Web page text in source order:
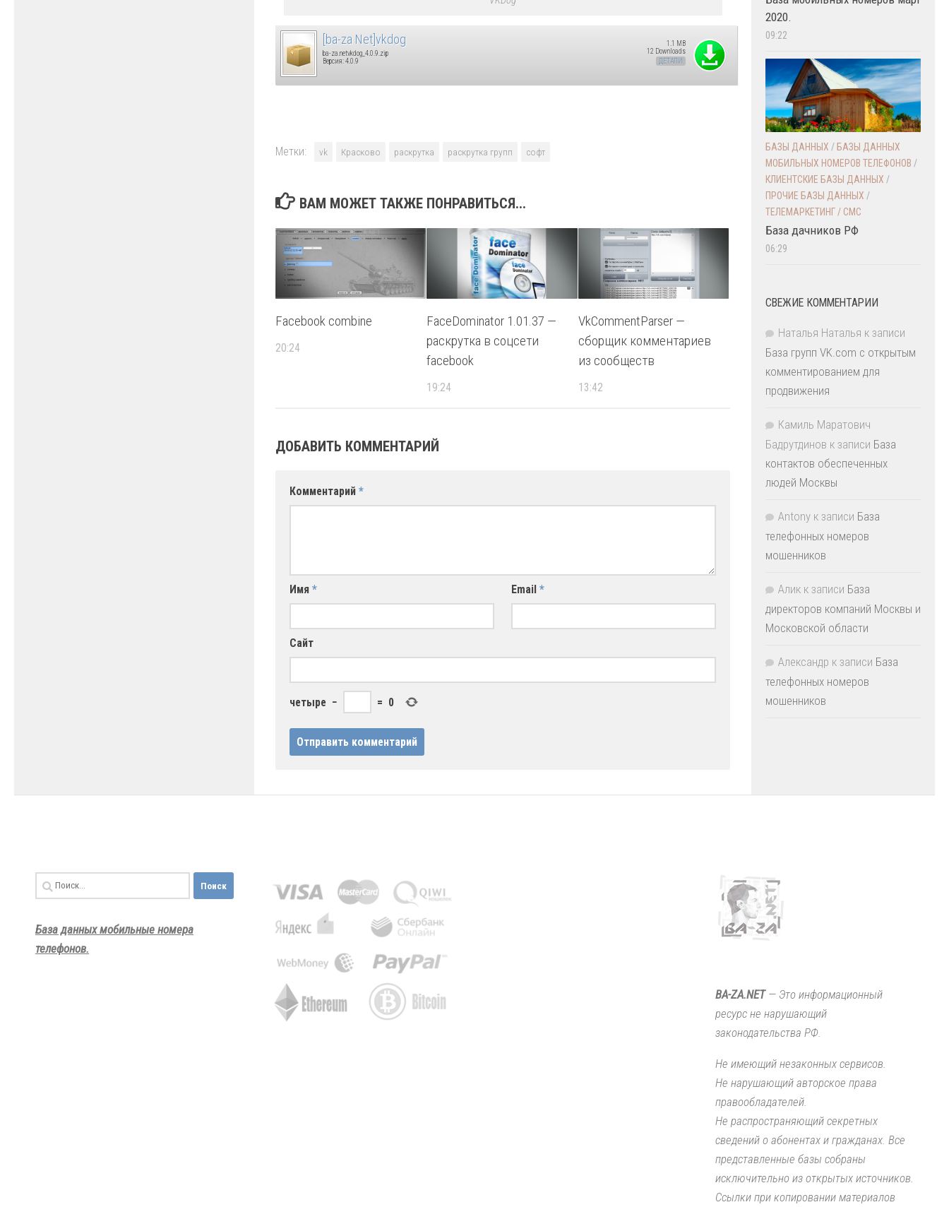
[ba-za Net]vkdog
ba-za.netvkdog_4.0.9.zip
Версия: 4.0.9
1.1 MB
12 Downloads
ДЕТАЛИ
Метки: vk Красково раскрутка раскрутка групп софт
ВАМ МОЖЕТ ТАКЖЕ ПОНРАВИТЬСЯ...
Facebook combine
20:24
FaceDominator 1.01.37 —
раскрутка в соцсети
facebook
19:24
VkCommentParser —
сборщик комментариев
из сообществ
13:42
ДОБАВИТЬ КОММЕНТАРИЙ
Комментарий *
Имя * Email*
Сайт
четыре − = 0
2020.
09:22
БАЗЫ ДАННЫХ /БАЗЫ ДАННЫХ
МОБИЛЬНЫХ НОМЕРОВ ТЕЛЕФОНОВ /
КЛИЕНТСКИЕ БАЗЫ ДАННЫХ /
ПРОЧИЕ БАЗЫ ДАННЫХ /
ТЕЛЕМАРКЕТИНГ / СМС
База дачников РФ
06:29
СВЕЖИЕ КОММЕНТАРИИ
Наталья Наталья к записи
База групп VK.com с открытым
комментированием для
продвижения
Камиль Маратович
Бадрутдинов к записи База
контактов обеспеченных
людей Москвы
Antony к записи База
телефонных номеров
мошенников
Алик к записи База
директоров компаний Москвы и
Московской области
Александр к записи База
телефонных номеров
мошенников
Найти:
База данных мобильные номера
телефонов.
BA-ZA.NET— Это информационный
ресурс не нарушающий
законодательства РФ.
Не имеющий незаконных сервисов.
Не нарушающий авторское права
правообладателей.
Не распространяющий секретных
сведений о абонентах и гражданах. Все
представленные базы собраны
исключительно из открытых источников.
Ссылки при копировании материалов